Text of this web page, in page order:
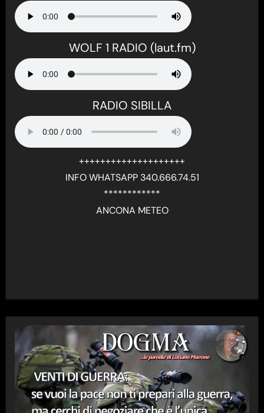
WOLF 1 RADIO (laut.fm)
RADIO SIBILLA
++++++++++++++++++++
INFO WHATSAPP 340.666.74.51
************
ANCONA METEO